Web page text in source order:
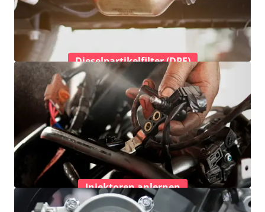
Dieselpartikelfilter (DPF)
Injektoren anlernen